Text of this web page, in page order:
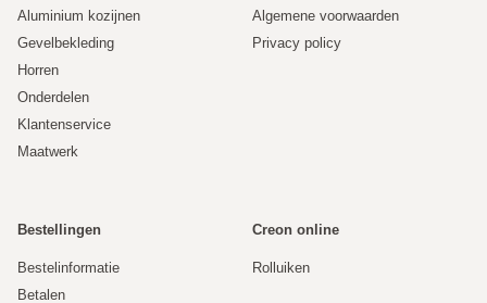
Aluminium kozijnen
Gevelbekleding
Horren
Onderdelen
Klantenservice
Maatwerk
Algemene voorwaarden
Privacy policy
Bestellingen
Bestelinformatie
Betalen
Creon online
Rolluiken